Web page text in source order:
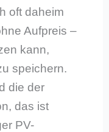
oft daheim
Aufpreis –
kann,
speichern.
die der
das ist
PV-